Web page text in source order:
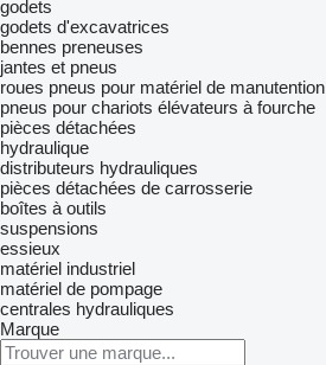
godets
godets d'excavatrices
bennes preneuses
jantes et pneus
roues pneus pour matériel de manutention
pneus pour chariots élévateurs à fourche
pièces détachées
hydraulique
distributeurs hydrauliques
pièces détachées de carrosserie
boîtes à outils
suspensions
essieux
matériel industriel
matériel de pompage
centrales hydrauliques
Marque